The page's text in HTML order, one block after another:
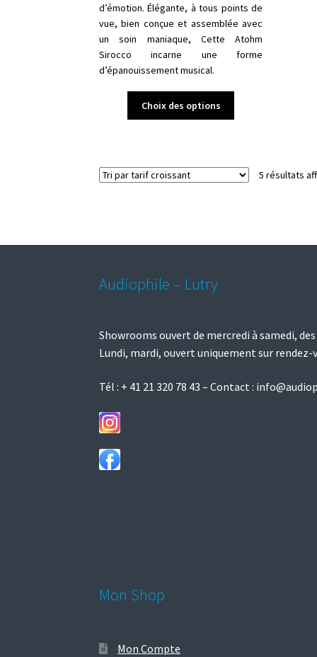
d’émotion. Élégante, à tous points de
vue, bien conçue et assemblée avec
un soin maniaque, Cette Atohm
Sirocco incarne une forme
d’épanouissement musical.
Choix des options
Les
5 résultats
Audiophile – Lutry
Showrooms ouvert de mercredi à samedi, des
Lundi, mardi, ouvert uniquement sur rendez-
Tél : + 41 21 320 78 43 – Contact :
Mon Shop
Mon Compte